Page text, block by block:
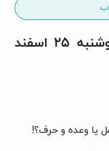
معرفی روزنامه کیهان - دوشنبه ۲۵ اسفند
یا وعده و حرف؟!